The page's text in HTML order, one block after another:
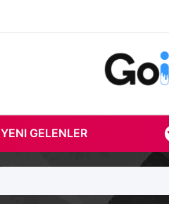
YENI GELENLER